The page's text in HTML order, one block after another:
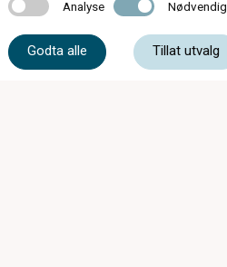
Analyse Analyse Nødvendig Nødvendig
Godta alle Tillat utvalg